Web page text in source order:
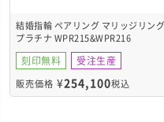
結婚指輪 ペアリング マリッジリング
プラチナ WPR215&WPR216
刻印無料 受注生産
販売価格 ¥254,100税込